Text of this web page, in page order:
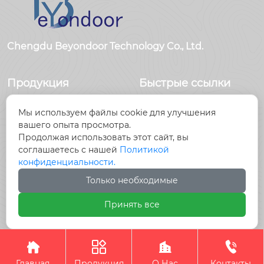
Chengdu Beyondoor Technology Co., Ltd.
Продукция
Антенны
Радиочастотный
разъем
Радиочастотный
кабель, кабельные
Быстрые ссылки
Продукция
О Hас
Авторское право©Chengdu Beyondoor Technology
Co., Ltd.
   
Мы используем файлы cookie для улучшения
вашего опыта просмотра.
Продолжая использовать этот сайт, вы
соглашаетесь с нашей Политикой
конфиденциальности.
Только необходимые
Принять все